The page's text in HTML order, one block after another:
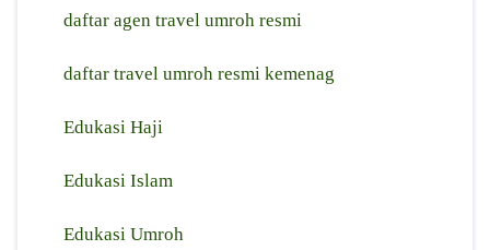
⁠daftar agen travel umroh resmi
daftar travel umroh resmi kemenag
Edukasi Haji
Edukasi Islam
Edukasi Umroh